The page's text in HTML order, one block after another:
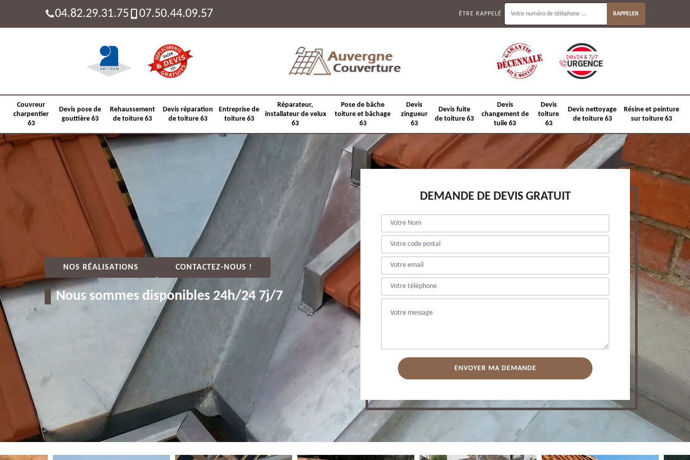
04.82.29.31.75 07.50.44.09.57 ÊTRE RAPPELÉ
Couvreur
charpentier
63
Devis pose de
gouttière 63
Rehaussement
de toiture 63
Devis réparation
de toiture 63
Entreprise de
toiture 63
Réparateur,
installateur de velux
63
Pose de bâche
toiture et bâchage
63
Devis
zingueur
63
Devis fuite
de toiture 63
Devis
changement de
tuile 63
Devis
toiture
63
Devis nettoyage
de toiture 63
Résine et peinture
sur toiture 63
NOS RÉALISATIONS CONTACTEZ-NOUS !
Nous sommes disponibles 24h/24 7j/7
DEMANDE DE DEVIS GRATUIT